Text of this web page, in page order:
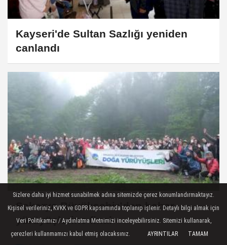
Kayseri'de Sultan Sazlığı yeniden
canlandı
Sakarya Büyükşehir’den bahar
yürüyüşlerine final
Sizlere daha iyi hizmet sunabilmek adına sitemizde çerez konumlandırmaktayız.
Kişisel verileriniz, KVKK ve GDPR kapsamında toplanıp işlenir. Detaylı bilgi almak için
Veri Politikamızı / Aydınlatma Metnimizi inceleyebilirsiniz. Sitemizi kullanarak,
çerezleri kullanmamızı kabul etmiş olacaksınız.
AYRINTILAR TAMAM